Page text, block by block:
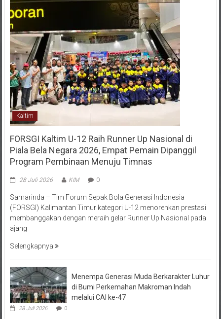
Kaltim
FORSGI Kaltim U-12 Raih Runner Up Nasional di
Piala Bela Negara 2026, Empat Pemain Dipanggil
Program Pembinaan Menuju Timnas
28 Juli 2026 KIM 0
Samarinda – Tim Forum Sepak Bola Generasi Indonesia
(FORSGI) Kalimantan Timur kategori U-12 menorehkan prestasi
membanggakan dengan meraih gelar Runner Up Nasional pada
ajang
Selengkapnya
Menempa Generasi Muda Berkarakter Luhur
di Bumi Perkemahan Makroman Indah
melalui CAI ke-47
28 Juli 2026 0